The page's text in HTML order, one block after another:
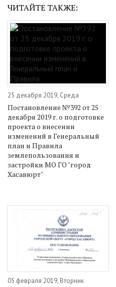
ЧИТАЙТЕ ТАКЖЕ:
25 декабря 2019, Среда
Постановление №392 от 25
декабря 2019 г. о подготовке
проекта о внесении
изменений в Генеральный
план и Правила
землепользования и
застройки МО ГО "город
Хасавюрт"
05 февраля 2019, Вторник